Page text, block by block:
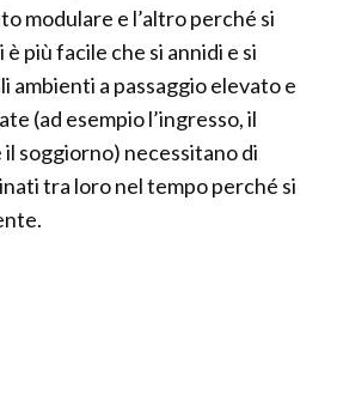
modulare e l’altro perché si
più facile che si annidi e si
ambienti a passaggio elevato e
(ad esempio l’ingresso, il
soggiorno) necessitano di
tra loro nel tempo perché si